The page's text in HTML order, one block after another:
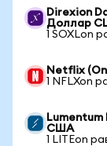
Direxion
Доллар
1 SOXLon
Netflix
1 NFLXon
США
1 LITEon